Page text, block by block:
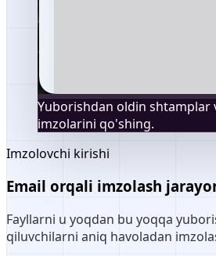
Yuborishdan oldin shtamplar
imzolarini qo'shing.
Imzolovchi kirishi
Email orqali imzolash
Fayllarni u yoqdan bu yoqqa
qiluvchilarni aniq havoladan